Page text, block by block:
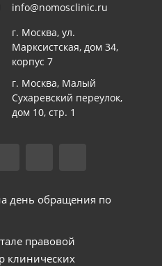
info@nomosclinic.ru
г. Москва, ул.
Марксистская, дом 34,
корпус 7
г. Москва, Малый
Сухаревский переулок,
дом 10, стр. 1
день обращения по
правовой
клинических